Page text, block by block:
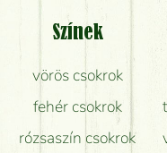
Tényleg azt
Mit kell tudni a
Hogy marad a
Tudok adventi
Színek
vörös csokrok
fehér csokrok
rózsaszín csokrok